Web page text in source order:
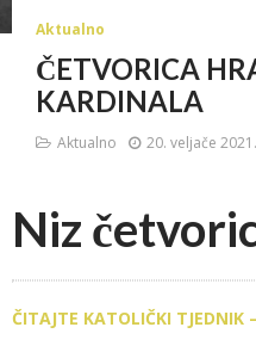
Aktualno
ČETVORICA
KARDINALA
Aktualno 20. veljače 2021.
Niz
ČITAJTE KATOLIČKI TJEDNIK